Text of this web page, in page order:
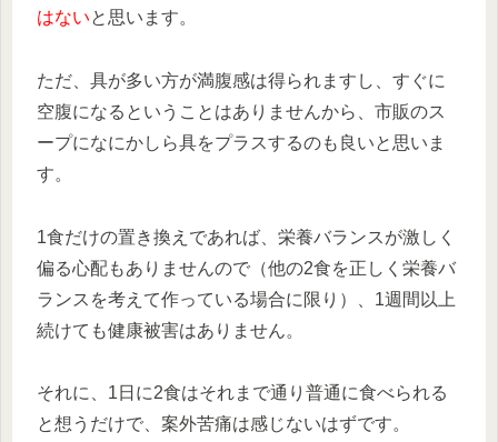
はないと思います。
ただ、具が多い方が満腹感は得られますし、すぐに
空腹になるということはありませんから、市販のス
ープになにかしら具をプラスするのも良いと思いま
す。
1食だけの置き換えであれば、栄養バランスが激しく
偏る心配もありませんので（他の2食を正しく栄養バ
ランスを考えて作っている場合に限り）、1週間以上
続けても健康被害はありません。
それに、1日に2食はそれまで通り普通に食べられる
と想うだけで、案外苦痛は感じないはずです。